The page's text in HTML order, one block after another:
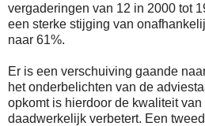
vergaderingen van 12 in 2000 tot
een sterke stijging van
naar 61%.
Er is een verschuiving gaande
het onderbelichten van de
opkomt is hierdoor de kwaliteit van
daadwerkelijk verbetert. Een